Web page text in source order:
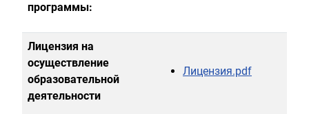
программы:
Лицензия на
осуществление
образовательной
деятельности
Лицензия.pdf